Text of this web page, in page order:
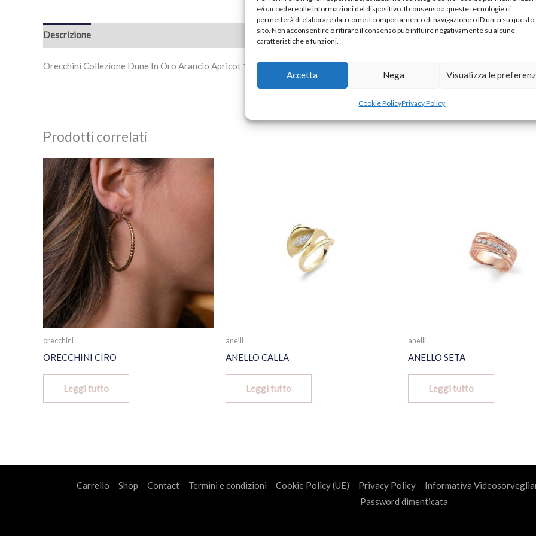
e/o accedere alle informazioni del dispositivo. Il consenso a queste tecnologie ci
permetterà di elaborare dati come il comportamento di navigazione o ID unici su questo
sito. Non acconsentire o ritirare il consenso può influire negativamente su alcune
caratteristiche e funzioni.
Accetta Nega Visualizza le
Cookie PolicyPrivacy Policy
Descrizione
Orecchini Collezione Dune In Oro Arancio Apricot 18Kt Con Diamanti ct.0.08
Prodotti correlati
orecchini
ORECCHINI CIRO
Leggi tutto
anelli
ANELLO CALLA
Leggi tutto
anelli
ANELLO SETA
Leggi tutto
Carrello Shop Contact Termini e condizioni Cookie Policy (UE) Privacy Policy
Informativa
Password dimenticata